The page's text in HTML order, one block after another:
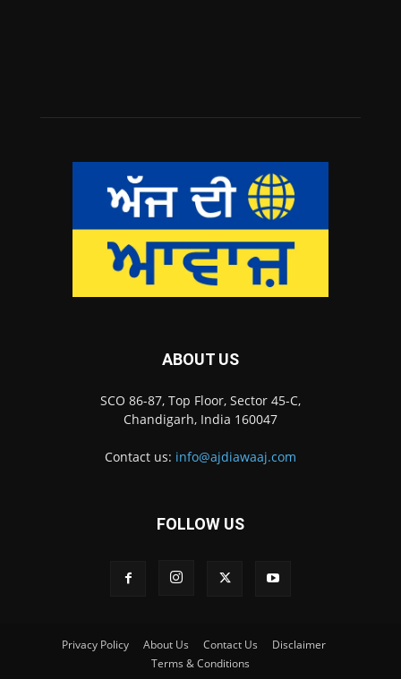
ABOUT US
SCO 86-87, Top Floor, Sector 45-C,
Chandigarh, India 160047
Contact us: info@ajdiawaaj.com
FOLLOW US
Privacy Policy About Us Contact Us
Disclaimer
Terms & Conditions